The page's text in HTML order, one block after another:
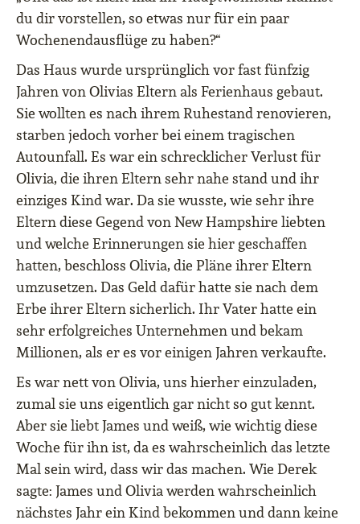
du dir vorstellen, so etwas nur für ein paar
Wochenendausflüge zu haben?“
Das Haus wurde ursprünglich vor fast fünfzig
Jahren von Olivias Eltern als Ferienhaus gebaut.
Sie wollten es nach ihrem Ruhestand renovieren,
starben jedoch vorher bei einem tragischen
Autounfall. Es war ein schrecklicher Verlust für
Olivia, die ihren Eltern sehr nahe stand und ihr
einziges Kind war. Da sie wusste, wie sehr ihre
Eltern diese Gegend von New Hampshire liebten
und welche Erinnerungen sie hier geschaffen
hatten, beschloss Olivia, die Pläne ihrer Eltern
umzusetzen. Das Geld dafür hatte sie nach dem
Erbe ihrer Eltern sicherlich. Ihr Vater hatte ein
sehr erfolgreiches Unternehmen und bekam
Millionen, als er es vor einigen Jahren verkaufte.
Es war nett von Olivia, uns hierher einzuladen,
zumal sie uns eigentlich gar nicht so gut kennt.
Aber sie liebt James und weiß, wie wichtig diese
Woche für ihn ist, da es wahrscheinlich das letzte
Mal sein wird, dass wir das machen. Wie Derek
sagte: James und Olivia werden wahrscheinlich
nächstes Jahr ein Kind bekommen und dann keine